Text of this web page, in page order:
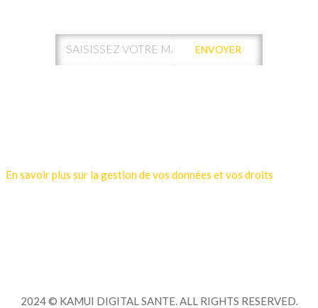
ENVOYER
En savoir plus sur la gestion de vos données et vos droits
2024 © KAMUI DIGITAL SANTE. ALL RIGHTS RESERVED.